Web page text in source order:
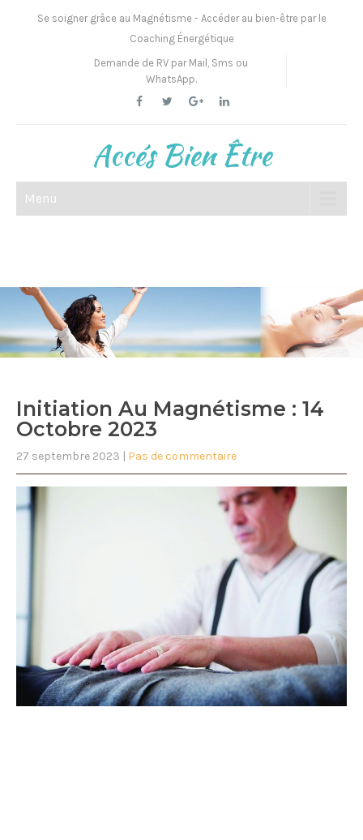
Se soigner grâce au Magnétisme - Accéder au bien-être par le
Coaching Énergétique
Demande de RV par Mail, Sms ou
WhatsApp.
Accés Bien Être
Menu
Initiation Au Magnétisme : 14
Octobre 2023
27 septembre 2023 | Pas de commentaire